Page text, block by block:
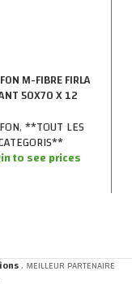
M-FIBRE FIRLA
50X70 X 12
,**TOUT LES
to see prices
. MEILLEUR PARTENAIRE